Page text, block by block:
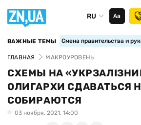
RU Аа
ВАЖНЫЕ ТЕМЫ Смена правительства и
ГЛАВНАЯ МАКРОУРОВЕНЬ
СХЕМЫ НА
ОЛИГАРХИ СДАВАТЬСЯ
СОБИРАЮТСЯ
03 ноября, 2021, 14:00